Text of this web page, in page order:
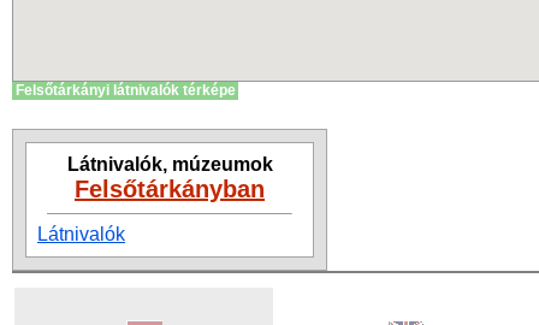
Felsőtárkányi látnivalók térképe
Látnivalók, múzeumok
Felsőtárkányban
Látnivalók